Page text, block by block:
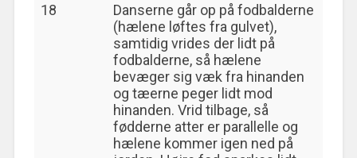
18
Danserne går op på fodbalderne
(hælene løftes fra gulvet),
samtidig vrides der lidt på
fodbalderne, så hælene
bevæger sig væk fra hinanden
og tæerne peger lidt mod
hinanden. Vrid tilbage, så
fødderne atter er parallelle og
hælene kommer igen ned på